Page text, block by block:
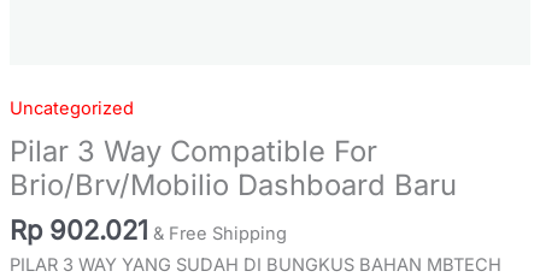
Uncategorized
Pilar 3 Way Compatible For
Brio/Brv/Mobilio Dashboard Baru
Rp 902.021 & Free Shipping
PILAR 3 WAY YANG SUDAH DI BUNGKUS BAHAN MBTECH